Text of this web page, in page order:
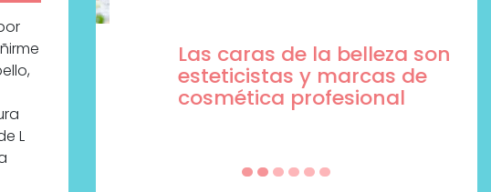
L
Las caras de la belleza son
esteticistas y marcas de
cosmética profesional